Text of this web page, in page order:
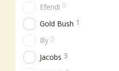
Efendi 0
Gold Bush 1
Illy 0
Jacobs 3